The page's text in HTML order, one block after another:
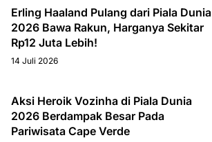
Erling Haaland Pulang dari Piala Dunia
2026 Bawa Rakun, Harganya Sekitar
Rp12 Juta Lebih!
14 Juli 2026
Aksi Heroik Vozinha di Piala Dunia
2026 Berdampak Besar Pada
Pariwisata Cape Verde